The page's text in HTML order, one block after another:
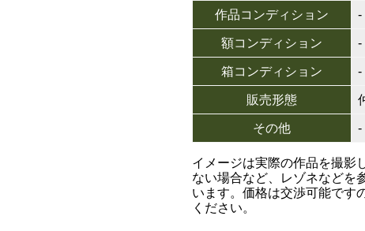
作品コンディション -
額コンディション -
箱コンディション -
販売形態
その他 -
イメージは実際の作品を撮影
ない場合など、レゾネなどを
います。価格は交渉可能です
ください。